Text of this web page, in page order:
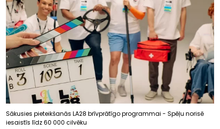
Sākusies pieteikšanās LA28 brīvprātīgo programmai - Spēļu norisē
iesaistīs līdz 60 000 cilvēku